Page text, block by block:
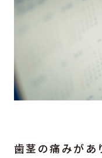
歯茎の痛みがあ